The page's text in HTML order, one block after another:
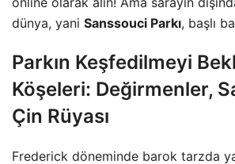
dünya, yani Sanssouci Parkı, başlı
Parkın Keşfedilmeyi
Köşeleri: Değirmenler,
Çin Rüyası
Frederick döneminde barok tarzda